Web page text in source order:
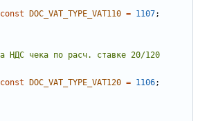
const DOC_VAT_TYPE_VAT110 = 1107;
const DOC_VAT_TYPE_VAT120 = 1106;